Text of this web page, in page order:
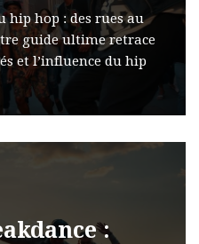
hip hop : des rues au
guide ultime retrace
et l’influence du hip
: